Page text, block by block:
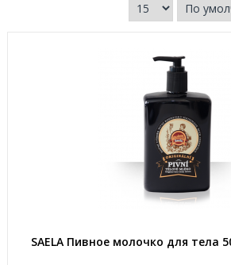
SAELA Пивное молочко для тела